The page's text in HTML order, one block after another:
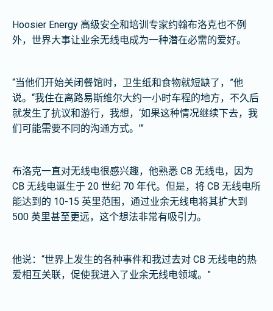
Hoosier Energy 高级安全和培训专家约翰布洛克也不例
外，世界大事让业余无线电成为一种潜在必需的爱好。
“当他们开始关闭餐馆时，卫生纸和食物就短缺了，”他
说。“我住在离路易斯维尔大约一小时车程的地方，不久后
就发生了抗议和游行，我想，‘如果这种情况继续下去，我
们可能需要不同的沟通方式。’”
布洛克一直对无线电很感兴趣，他熟悉 CB 无线电，因为
CB 无线电诞生于 20 世纪 70 年代。但是，将 CB 无线电所
能达到的 10-15 英里范围，通过业余无线电将其扩大到
500 英里甚至更远，这个想法非常有吸引力。
他说：“世界上发生的各种事件和我过去对 CB 无线电的热
爱相互关联，促使我进入了业余无线电领域。”